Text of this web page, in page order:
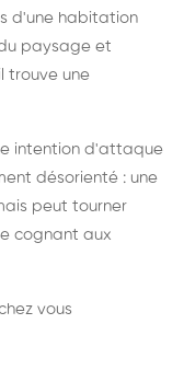
d'une habitation
paysage et
trouve une
intention d'attaque
désorienté : une
peut tourner
cognant aux
vous